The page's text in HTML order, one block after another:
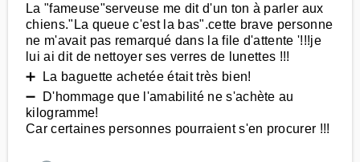
La "fameuse"serveuse me dit d'un ton à parler aux
chiens."La queue c'est la bas".cette brave personne
ne m'avait pas remarqué dans la file d'attente '!!!je
lui ai dit de nettoyer ses verres de lunettes !!!
➕ La baguette achetée était très bien!
➖ D'hommage que l'amabilité ne s'achète au
kilogramme!
Car certaines personnes pourraient s'en procurer !!!